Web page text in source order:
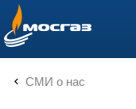
info@mos-gaz.ru
СМИ о нас